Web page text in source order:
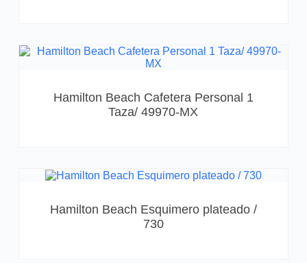
Hamilton Beach Cafetera Personal 1
Taza/ 49970-MX
Hamilton Beach Esquimero plateado /
730